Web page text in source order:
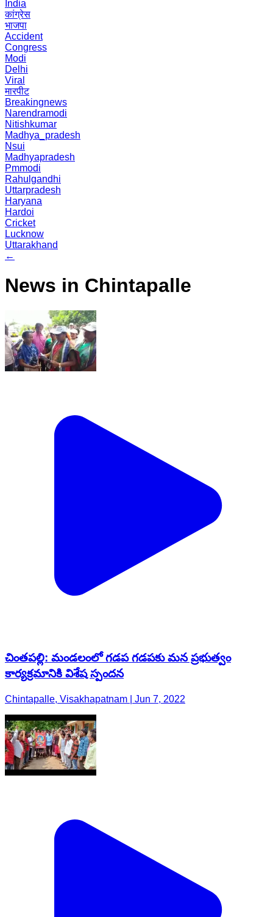
India
कांग्रेस
भाजपा
Accident
Congress
Modi
Delhi
Viral
मारपीट
Breakingnews
Narendramodi
Nitishkumar
Madhya_pradesh
Nsui
Madhyapradesh
Pmmodi
Rahulgandhi
Uttarpradesh
Haryana
Hardoi
Cricket
Lucknow
Uttarakhand
←
News in Chintapalle
చింతపల్లి: మండలంలో గడప గడపకు మన ప్రభుత్వం
కార్యక్రమానికి విశేష స్పందన
Chintapalle, Visakhapatnam | Jun 7, 2022